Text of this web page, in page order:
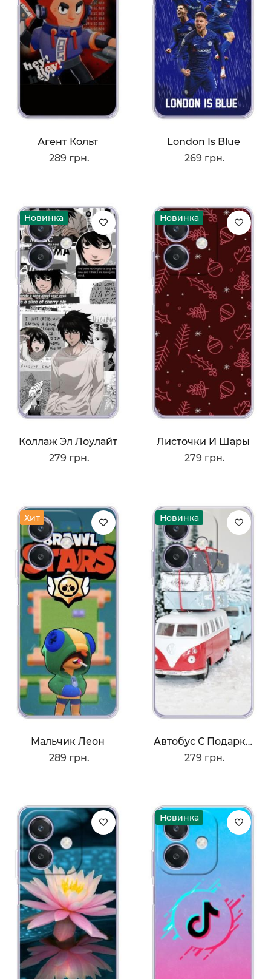
Агент Кольт
289 грн.
London Is Blue
269 грн.
Новинка
Коллаж Эл Лоулайт
279 грн.
Новинка
Листочки И Шары
279 грн.
Хит
Мальчик Леон
289 грн.
Новинка
Автобус С Подарками
279 грн.
Новинка